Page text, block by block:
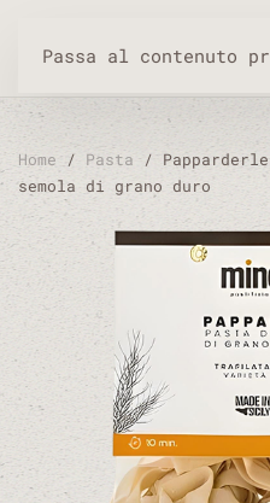
Passa al contenuto
Home / Pasta /
semola di grano duro